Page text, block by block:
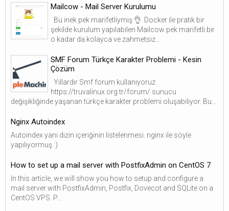
Mailcow - Mail Server Kurulumu
Bu inek pek marifetliymiş 👌 Docker ile pratik bir
şekilde kurulum yapılabilen Mailcow pek marifetli bir
o kadar da kolayca ve zahmetsiz...
SMF Forum Türkçe Karakter Problemi - Kesin
Çözüm
Yıllardır Smf forum kullanıyoruz.
https://truvalinux.org.tr/forum/ sunucu
değişikliğinde yaşanan türkçe karakter problemi oluşabiliyor. Bu...
Nginx Autoindex
Autoindex yani dizin içeriğinin listelenmesi. nginx ile söyle
yapılıyormuş :)
How to set up a mail server with PostfixAdmin on CentOS 7
In this article, we will show you how to setup and configure a
mail server with PostfixAdmin, Postfix, Dovecot and SQLite on a
CentOS VPS. P...